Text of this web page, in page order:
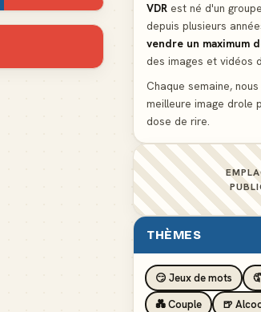
VDR est né d'un
depuis plusieurs
vendre un maximum
des images et vidéos
Chaque semaine,
meilleure image drole
dose de rire.
THÈMES
😏 Jeux de mots
💑 Couple
🍺